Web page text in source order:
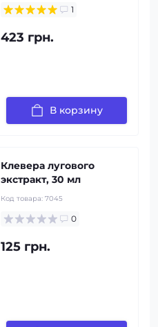
1
423 грн.
В корзину
Клевера лугового
экстракт, 30 мл
Код товара: 7045
0
125 грн.